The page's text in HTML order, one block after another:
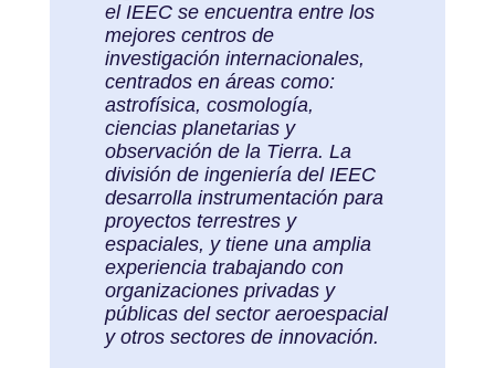
el IEEC se encuentra entre los
mejores centros de
investigación internacionales,
centrados en áreas como:
astrofísica, cosmología,
ciencias planetarias y
observación de la Tierra. La
división de ingeniería del IEEC
desarrolla instrumentación para
proyectos terrestres y
espaciales, y tiene una amplia
experiencia trabajando con
organizaciones privadas y
públicas del sector aeroespacial
y otros sectores de innovación.